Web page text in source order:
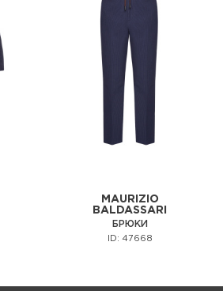
MAURIZIO
BALDASSARI
БРЮКИ
ID: 47668